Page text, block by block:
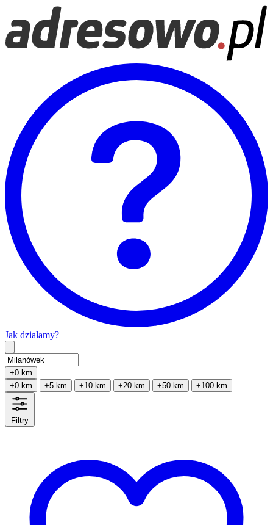
Jak działamy?
+0 km
+0 km
+5 km +10 km +20 km +50 km +100 km
Filtry